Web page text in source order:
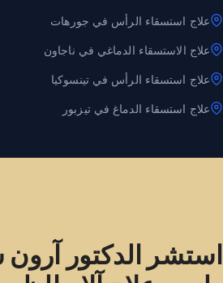
علاج استسقاء الرأس في جورهات
علاج الاستسقاء الدماغي في ناجاون
علاج استسقاء الرأس في تينسوكيا
علاج استسقاء الدماغ في تيزبور
استشر الدكتور آرون